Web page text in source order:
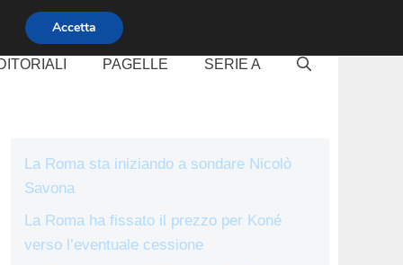
PAGELLE SERIE A
La Roma sta iniziando a sondare Nicolò
Savona
La Roma ha fissato il prezzo per Koné
verso l’eventuale cessione
Accetta